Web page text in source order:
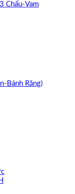
Chấu-Vam
Bánh Răng)